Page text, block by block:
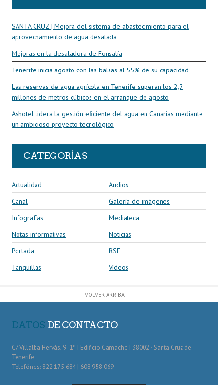
SANTA CRUZ | Mejora del sistema de abastecimiento para el
aprovechamiento de agua desalada
Mejoras en la desaladora de Fonsalía
Tenerife inicia agosto con las balsas al 55% de su capacidad
Las reservas de agua agrícola en Tenerife superan los 2,7
millones de metros cúbicos en el arranque de agosto
Ashotel lidera la gestión eficiente del agua en Canarias mediante
un ambicioso proyecto tecnológico
CATEGORÍAS
Actualidad
Audios
Canal
Galería de imágenes
Infografías
Mediateca
Notas informativas
Noticias
Portada
RSE
Tanquillas
Vídeos
VOLVER ARRIBA
DATOS DE CONTACTO
C/ Villalba Hervás, 9 -1º | Edificio Camacho | 38002 · Santa Cruz de
Tenerife
Telefónos: 822 175 684 | 608 958 069